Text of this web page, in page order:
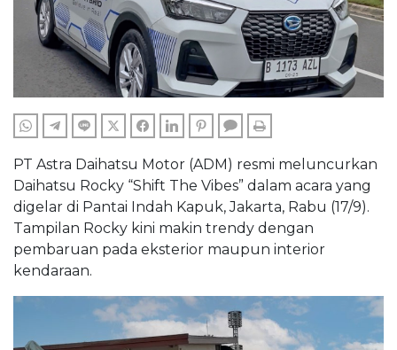
WHATSAPPTELEGRAM
LINE TWITTERFACEBOOKLINKEDINPINTERESTCOMMENTS
PT Astra Daihatsu Motor (ADM) resmi meluncurkan
Daihatsu Rocky “Shift The Vibes” dalam acara yang
digelar di Pantai Indah Kapuk, Jakarta, Rabu (17/9).
Tampilan Rocky kini makin trendy dengan
pembaruan pada eksterior maupun interior
kendaraan.